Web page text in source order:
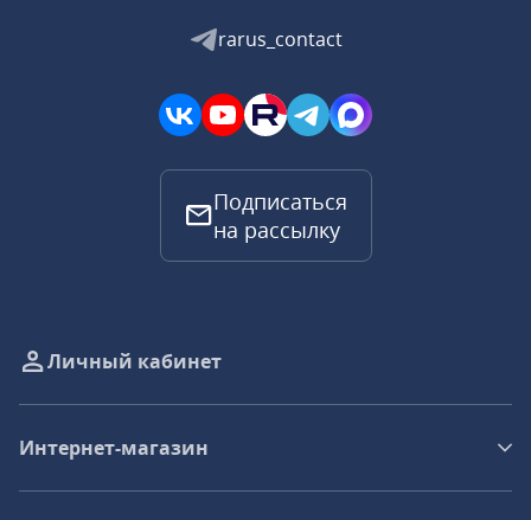
rarus_contact
Подписаться
на рассылку
Личный кабинет
Интернет-магазин